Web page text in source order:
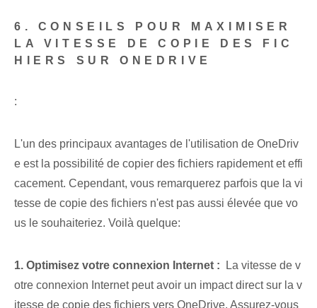
6. CONSEILS POUR MAXIMISER
LA VITESSE DE COPIE DES FIC
HIERS SUR ONEDRIVE
:
L'un des principaux avantages de l'utilisation de OneDriv
e est la possibilité de copier des fichiers rapidement et effi
cacement. Cependant, vous remarquerez parfois que la vi
tesse de copie des fichiers n'est pas aussi élevée que vo
us le souhaiteriez. Voilà quelque:
1. Optimisez‌ votre connexion Internet : ⁢ La vitesse de v
otre connexion Internet peut avoir un impact direct sur la v
itesse de copie des fichiers vers ⁤OneDrive. Assurez-vous